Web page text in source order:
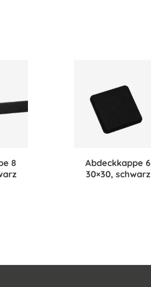
8
Abdeckkappe 6
30×30, schwarz